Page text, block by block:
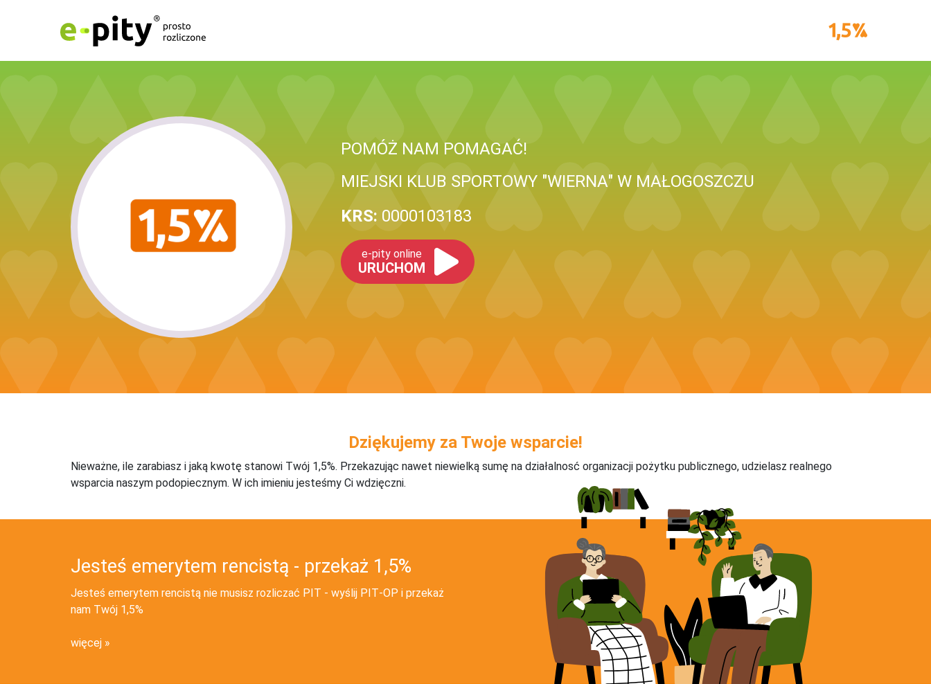
POMÓŻ NAM POMAGAĆ!
MIEJSKI KLUB SPORTOWY "WIERNA" W MAŁOGOSZCZU
KRS: 0000103183
e-pity online
URUCHOM
Dziękujemy za Twoje wsparcie!
Nieważne, ile zarabiasz i jaką kwotę stanowi Twój 1,5%. Przekazując nawet niewielką sumę na działalnosć organizacji pożytku publicznego, udzielasz realnego
wsparcia naszym podopiecznym. W ich imieniu jesteśmy Ci wdzięczni.
Jesteś emerytem rencistą - przekaż 1,5%
Jesteś emerytem rencistą nie musisz rozliczać PIT - wyślij PIT‑OP i przekaż
nam Twój 1,5%
więcej